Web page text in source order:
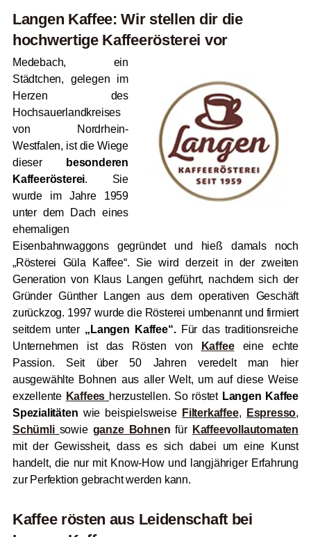
Langen Kaffee: Wir stellen dir die
hochwertige Kaffeerösterei vor
Medebach, ein
Städtchen, gelegen im
Herzen des
Hochsauerlandkreises
von Nordrhein-
Westfalen, ist die Wiege
dieser
besonderen
Kaffeerösterei. Sie
wurde im Jahre 1959
unter dem Dach eines
ehemaligen
Eisenbahnwaggons gegründet und hieß damals noch
„Rösterei Güla Kaffee“. Sie wird derzeit in der zweiten
Generation von Klaus Langen geführt, nachdem sich der
Gründer Günther Langen aus dem operativen Geschäft
zurückzog. 1997 wurde die Rösterei umbenannt und firmiert
seitdem unter „Langen Kaffee“.Für das traditionsreiche
Unternehmen ist das
Rösten von Kaffeeeine echte
Passion. Seit über 50 Jahren veredelt man hier
ausgewählte Bohnen aus aller Welt, um auf diese Weise
exzellente Kaffees herzustellen. So röstet Langen Kaffee
Spezialitäten wie beispielsweise Filterkaffee, Espresso,
Schümli sowie ganze Bohnen für Kaffeevollautomaten
mit der Gewissheit, dass es sich dabei um eine Kunst
handelt, die nur mit Know-How und langjähriger Erfahrung
zur Perfektion gebracht werden kann.
Kaffee rösten aus Leidenschaft bei